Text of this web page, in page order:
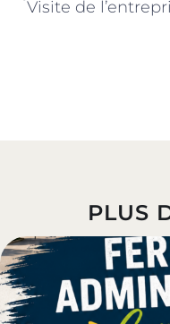
PLUS